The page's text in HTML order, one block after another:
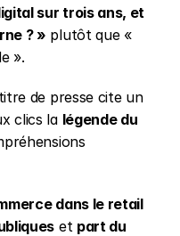
sur trois ans, et
? » plutôt que «
».
de presse cite un
clics la légende du
dans le retail
et part du